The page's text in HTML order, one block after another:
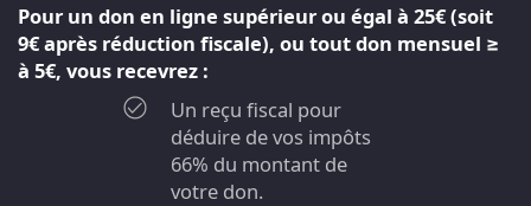
Pour un don en ligne supérieur ou égal à 25€ (soit
9€ après réduction fiscale), ou tout don mensuel ≥
à 5€, vous recevrez :
Un reçu fiscal pour
déduire de vos impôts
66% du montant de
votre don.